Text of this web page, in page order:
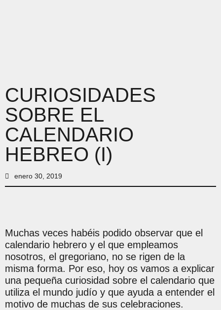
CURIOSIDADES
SOBRE EL
CALENDARIO
HEBREO (I)
enero 30, 2019
Muchas veces habéis podido observar que el
calendario hebrero y el que empleamos
nosotros, el gregoriano, no se rigen de la
misma forma. Por eso, hoy os vamos a explicar
una pequeña curiosidad sobre el calendario que
utiliza el mundo judío y que ayuda a entender el
motivo de muchas de sus celebraciones.